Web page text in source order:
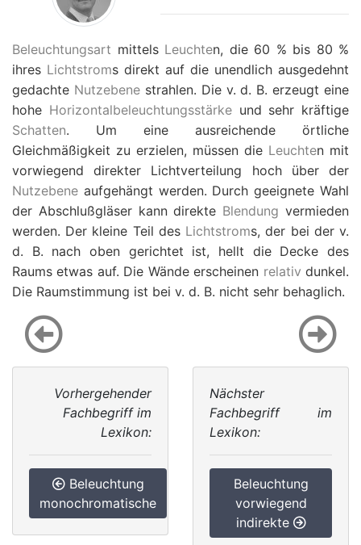
Beleuchtungsart mittels Leuchten, die 60 % bis 80 %
ihres Lichtstroms direkt auf die unendlich ausgedehnt
gedachte Nutzebenestrahlen. Die v. d. B. erzeugt eine
hohe Horizontalbeleuchtungsstärkeund sehr kräftige
Schatten. Um eine ausreichende örtliche
Gleichmäßigkeit zu erzielen, müssen die Leuchten mit
vorwiegend direkter Lichtverteilung hoch über der
Nutzebene aufgehängt werden. Durch geeignete Wahl
der Abschlußgläser kann direkte Blendung vermieden
werden. Der kleine Teil des Lichtstroms, der bei der v.
d. B. nach oben gerichtet ist, hellt die Decke des
Raums etwas auf. Die Wände erscheinen relativ dunkel.
Die Raumstimmung ist bei v. d. B. nicht sehr behaglich.
Vorhergehender
Fachbegriff im
Lexikon:
Beleuchtung
monochromatische
Nächster
Fachbegriff im
Lexikon:
Beleuchtung
vorwiegend
indirekte